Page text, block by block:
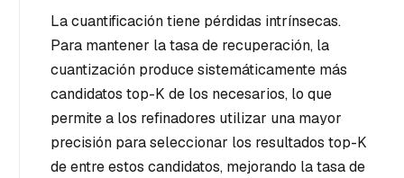
La cuantificación tiene pérdidas intrínsecas.
Para mantener la tasa de recuperación, la
cuantización produce sistemáticamente más
candidatos top-K de los necesarios, lo que
permite a los refinadores utilizar una mayor
precisión para seleccionar los resultados top-K
de entre estos candidatos, mejorando la tasa de